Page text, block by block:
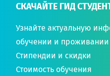
СКАЧАЙТЕ ГИД
Узнайте актуальную
обучении и
Стипендии и скидки
Стоимость обучения